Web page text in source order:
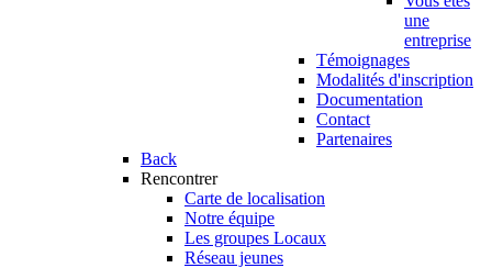
une
entreprise
Témoignages
Modalités d'inscription
Documentation
Contact
Partenaires
Back
Rencontrer
Carte de localisation
Notre équipe
Les groupes Locaux
Réseau jeunes